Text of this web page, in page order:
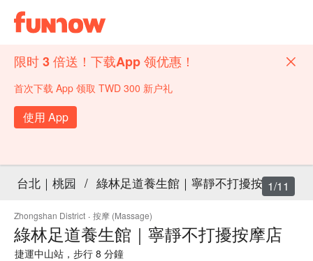
限时 3 倍送！下载App 领优惠！
首次下载 App 领取 TWD 300 新户礼
使用 App
台北｜桃园 / 綠林足道養生館｜寧靜不打擾按摩店
Zhongshan District · 按摩 (Massage)
綠林足道養生館｜寧靜不打擾按摩店
捷運中山站，步行 8 分鐘
1/11